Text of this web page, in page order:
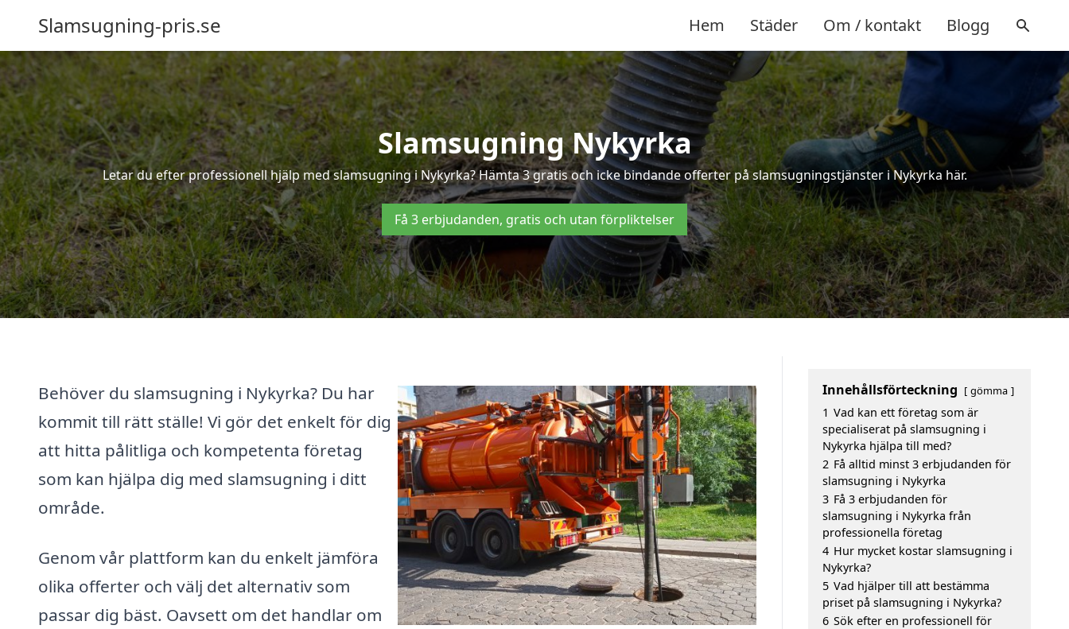
Slamsugning-pris.se Hem Städer Om / kontakt Blogg
Slamsugning Nykyrka
Letar du efter professionell hjälp med slamsugning i Nykyrka? Hämta 3 gratis och icke bindande offerter på slamsugningstjänster i Nykyrka här.
Få 3 erbjudanden, gratis och utan förpliktelser
Behöver du slamsugning i Nykyrka? Du har
kommit till rätt ställe! Vi gör det enkelt för dig
att hitta pålitliga och kompetenta företag
som kan hjälpa dig med slamsugning i ditt
område.
Genom vår plattform kan du enkelt jämföra
olika offerter och välj det alternativ som
passar dig bäst. Oavsett om det handlar om
Innehållsförteckning gömma
1 Vad kan ett företag som är
specialiserat på slamsugning i
Nykyrka hjälpa till med?
2 Få alltid minst 3 erbjudanden för
slamsugning i Nykyrka
3 Få 3 erbjudanden för
slamsugning i Nykyrka från
professionella företag
4 Hur mycket kostar slamsugning i
Nykyrka?
5 Vad hjälper till att bestämma
priset på slamsugning i Nykyrka?
6 Sök efter en professionell för